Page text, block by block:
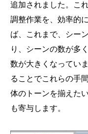
追加されました。こ
調整作業を、効率的
ば、これまで、シー
り、シーンの数が多
数が大きくなってい
ることでこれらの手
体のトーンを揃えた
も寄与します。